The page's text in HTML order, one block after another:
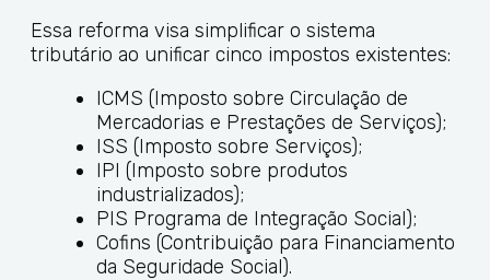
Essa reforma visa simplificar o sistema
tributário ao unificar cinco impostos existentes:
ICMS (Imposto sobre Circulação de
Mercadorias e Prestações de Serviços);
ISS (Imposto sobre Serviços);
IPI (Imposto sobre produtos
industrializados);
PIS Programa de Integração Social);
Cofins (Contribuição para Financiamento
da Seguridade Social).